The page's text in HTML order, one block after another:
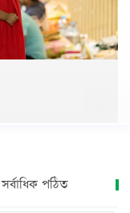
সর্বাধিক পঠিত